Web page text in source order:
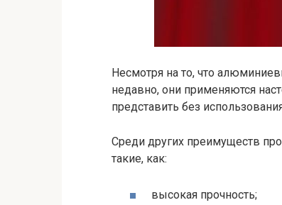
Несмотря на то, что
недавно, они применяются
представить без
Среди других преимуществ
такие, как:
высокая прочность;